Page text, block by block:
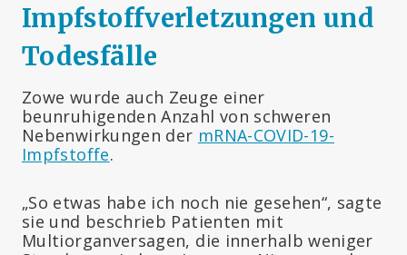
Impfstoffverletzungen und
Todesfälle
Zowe wurde auch Zeuge einer
beunruhigenden Anzahl von schweren
Nebenwirkungen der mRNA-COVID-19-
Impfstoffe.
„So etwas habe ich noch nie gesehen“, sagte
sie und beschrieb Patienten mit
Multiorganversagen, die innerhalb weniger